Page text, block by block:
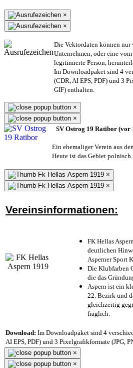
×
×
Die Vektordaten können nur
Unternehmen, oder eine
legitimierte Person,
Im Downloadpaket sind 4
(CDR, AI EPS, PDF) und 3
GIF) enthalten.
×
×
SV Ostrog 19 Ratibor (vor
Ein ehemaliger Verein aus
Heute ist das Gebiet polnisch.
×
×
Vereinsinformationen:
FK Hellas
deutlichen
Asperner Sport
Die Klubfarben
die das
Aspern ist ein
22. Bezirk und
gleichzeitig
fraglich.
Download: Im Downloadpaket sind 4
AI EPS, PDF) und 3 Pixelgrafikformate (JPG,
×
×